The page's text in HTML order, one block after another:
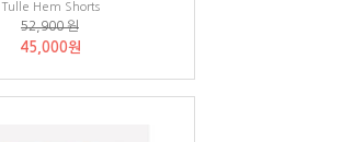
Tulle Hem Shorts
52,900 원
45,000원